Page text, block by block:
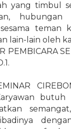
yang timbul
hubungan
teman
lain-lain oleh
PEMBICARA
butuh